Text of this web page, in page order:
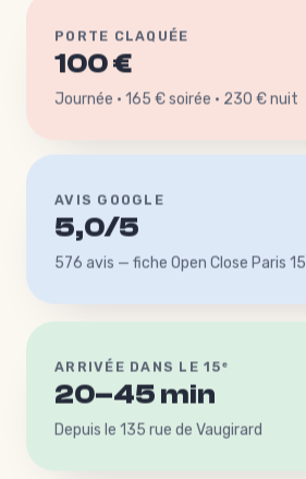
PORTE CLAQUÉE
100 €
Journée · 165 € soirée · 230 € nuit
AVIS GOOGLE
5,0/5
576 avis — fiche Open Close Paris 15
ARRIVÉE DANS LE 15ᵉ
20–45 min
Depuis le 135 rue de Vaugirard